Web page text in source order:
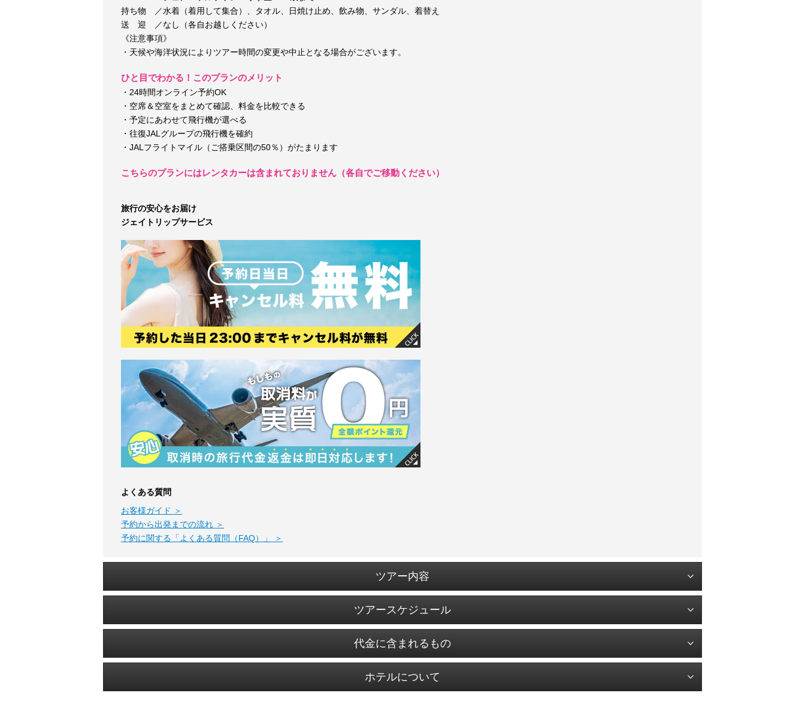
持ち物 ／水着（着用して集合）、タオル、日焼け止め、飲み物、サンダル、着替え
送 迎 ／なし（各自お越しください）
《注意事項》
・天候や海洋状況によりツアー時間の変更や中止となる場合がございます。
ひと目でわかる！このプランのメリット
・24時間オンライン予約OK
・空席＆空室をまとめて確認、料金を比較できる
・予定にあわせて飛行機が選べる
・往復JALグループの飛行機を確約
・JALフライトマイル（ご搭乗区間の50％）がたまります
こちらのプランにはレンタカーは含まれておりません（各自でご移動ください）
旅行の安心をお届け
ジェイトリップサービス
よくある質問
お客様ガイド ＞
予約から出発までの流れ ＞
予約に関する「よくある質問（FAQ）」 ＞
ツアー内容
ツアースケジュール
代金に含まれるもの
ホテルについて